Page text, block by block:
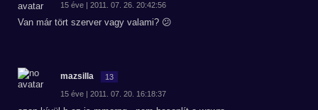
15 éve | 2011. 07. 26. 20:42:56
Van már tört szerver vagy valami? 😕
mazsilla 13
15 éve | 2011. 07. 20. 16:18:37